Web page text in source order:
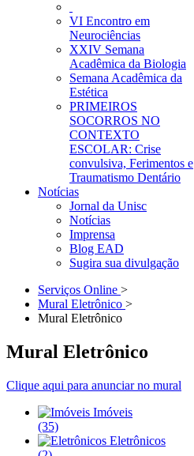
VI Encontro em
Neurociências
XXIV Semana
Acadêmica da Biologia
Semana Acadêmica da
Estética
PRIMEIROS
SOCORROS NO
CONTEXTO
ESCOLAR: Crise
convulsiva, Ferimentos e
Traumatismo Dentário
Notícias
Jornal da Unisc
Notícias
Imprensa
Blog EAD
Sugira sua divulgação
Serviços Online >
Mural Eletrônico >
Mural Eletrônico
Mural Eletrônico
Clique aqui para anunciar no mural
Imóveis
(35)
Eletrônicos